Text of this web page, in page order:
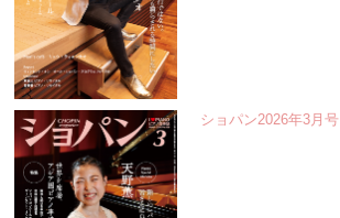
ショパン2026年3月号